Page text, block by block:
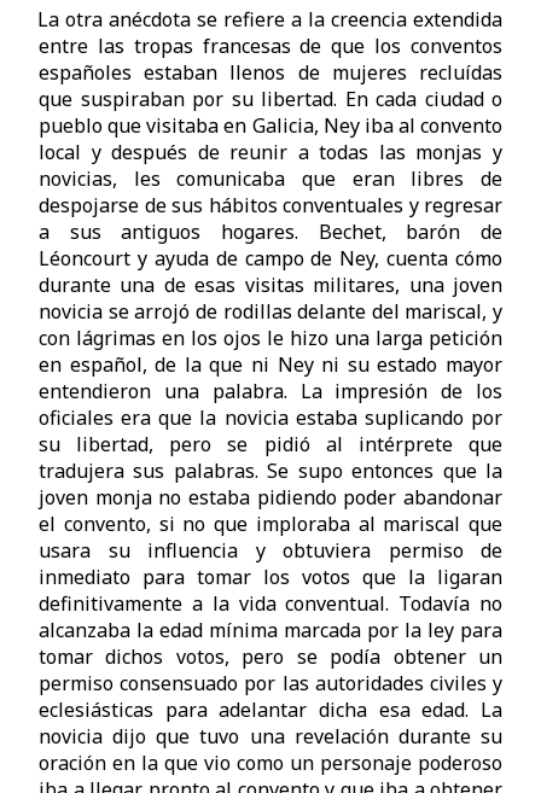
La otra anécdota se refiere a la creencia extendida
entre las tropas francesas de que los conventos
españoles estaban llenos de mujeres recluídas
que suspiraban por su libertad. En cada ciudad o
pueblo que visitaba en Galicia, Ney iba al convento
local y después de reunir a todas las monjas y
novicias, les comunicaba que eran libres de
despojarse de sus hábitos conventuales y regresar
a sus antiguos hogares. Bechet, barón de
Léoncourt y ayuda de campo de Ney, cuenta cómo
durante una de esas visitas militares, una joven
novicia se arrojó de rodillas delante del mariscal, y
con lágrimas en los ojos le hizo una larga petición
en español, de la que ni Ney ni su estado mayor
entendieron una palabra. La impresión de los
oficiales era que la novicia estaba suplicando por
su libertad, pero se pidió al intérprete que
tradujera sus palabras. Se supo entonces que la
joven monja no estaba pidiendo poder abandonar
el convento, si no que imploraba al mariscal que
usara su influencia y obtuviera permiso de
inmediato para tomar los votos que la ligaran
definitivamente a la vida conventual. Todavía no
alcanzaba la edad mínima marcada por la ley para
tomar dichos votos, pero se podía obtener un
permiso consensuado por las autoridades civiles y
eclesiásticas para adelantar dicha esa edad. La
novicia dijo que tuvo una revelación durante su
oración en la que vio como un personaje poderoso